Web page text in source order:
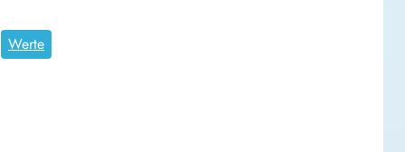
Werte